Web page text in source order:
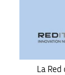
La